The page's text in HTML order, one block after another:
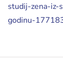
studij-zena-iz-
godinu-